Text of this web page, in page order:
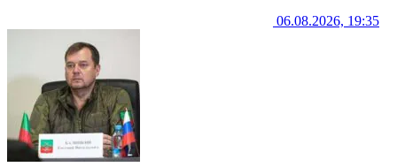
06.08.2026, 19:35